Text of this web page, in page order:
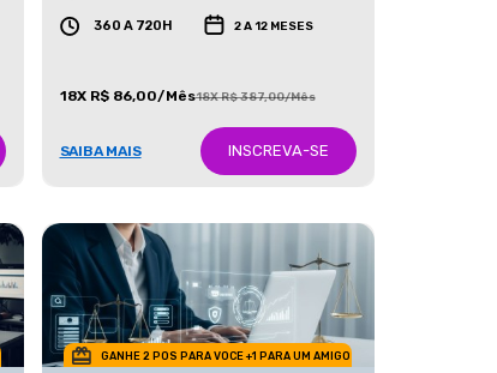
360 A 720H 2 A 12 MESES
18X R$ 86,00/Mês18X R$ 387,00/Mês
SAIBA MAIS INSCREVA-SE
GANHE 2 POS PARA VOCE +1 PARA UM AMIGO